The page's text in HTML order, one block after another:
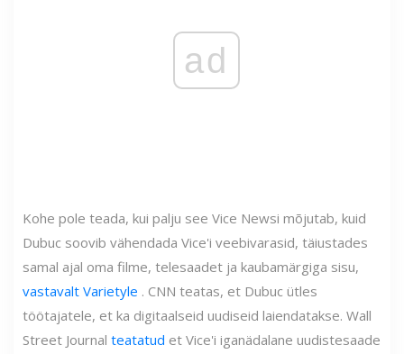
ad
Kohe pole teada, kui palju see Vice Newsi mõjutab, kuid
Dubuc soovib vähendada Vice'i veebivarasid, täiustades
samal ajal oma filme, telesaadet ja kaubamärgiga sisu,
vastavalt Varietyle . CNN teatas, et Dubuc ütles
töötajatele, et ka digitaalseid uudiseid laiendatakse. Wall
Street Journal teatatud et Vice'i iganädalane uudistesaade